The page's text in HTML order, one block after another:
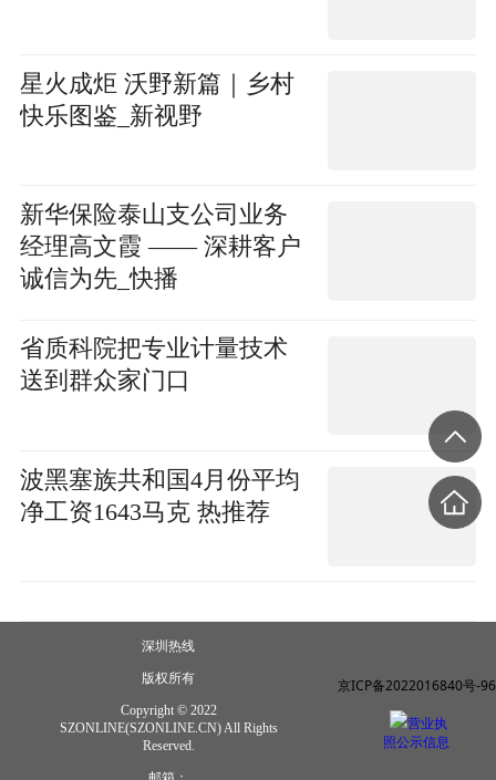
星火成炬 沃野新篇｜乡村
快乐图鉴_新视野
新华保险泰山支公司业务
经理高文霞 —— 深耕客户
诚信为先_快播
省质科院把专业计量技术
送到群众家门口
波黑塞族共和国4月份平均
净工资1643马克 热推荐
深圳热线
版权所有
Copyright © 2022
SZONLINE(SZONLINE.CN) All Rights
Reserved.
京ICP备2022016840号-96
营业执
照公示信息